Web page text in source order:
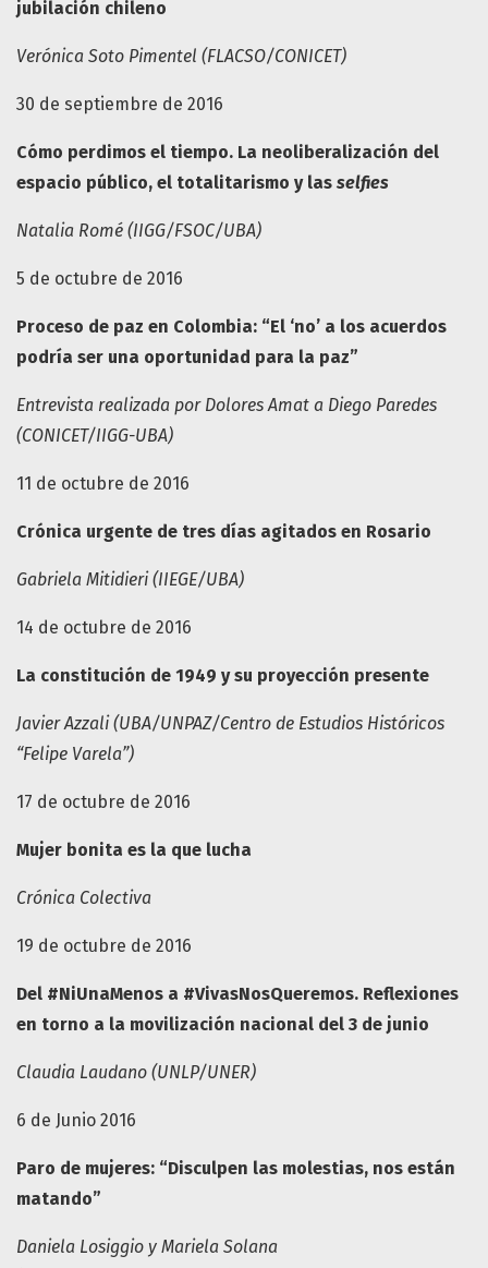
jubilación chileno
Verónica Soto Pimentel (FLACSO/CONICET)
30 de septiembre de 2016
Cómo perdimos el tiempo. La neoliberalización del
espacio público, el totalitarismo y las selfies
Natalia Romé (IIGG/FSOC/UBA)
5 de octubre de 2016
Proceso de paz en Colombia: “El ‘no’ a los acuerdos
podría ser una oportunidad para la paz”
Entrevista realizada por Dolores Amat a Diego Paredes
(CONICET/IIGG-UBA)
11 de octubre de 2016
Crónica urgente de tres días agitados en Rosario
Gabriela Mitidieri (IIEGE/UBA)
14 de octubre de 2016
La constitución de 1949 y su proyección presente
Javier Azzali (UBA/UNPAZ/Centro de Estudios Históricos
“Felipe Varela”)
17 de octubre de 2016
Mujer bonita es la que lucha
Crónica Colectiva
19 de octubre de 2016
Del #NiUnaMenos a #VivasNosQueremos. Reflexiones
en torno a la movilización nacional del 3 de junio
Claudia Laudano (UNLP/UNER)
6 de Junio 2016
Paro de mujeres: “Disculpen las molestias, nos están
matando”
Daniela Losiggio y Mariela Solana